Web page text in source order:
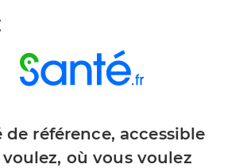
de référence, accessible
où vous voulez